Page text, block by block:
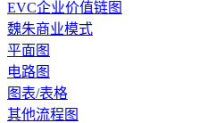
EVC企业价值链图
魏朱商业模式
平面图
电路图
图表/表格
其他流程图